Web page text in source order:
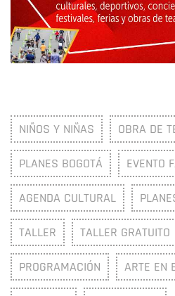
NIÑOS Y NIÑAS OBRA DE
PLANES BOGOTÁ EVENTO
AGENDA CULTURAL
TALLER TALLER GRATUITO
PROGRAMACIÓN ARTE EN